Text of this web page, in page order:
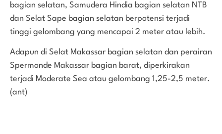
bagian selatan, Samudera Hindia bagian selatan NTB
dan Selat Sape bagian selatan berpotensi terjadi
tinggi gelombang yang mencapai 2 meter atau lebih.
Adapun di Selat Makassar bagian selatan dan perairan
Spermonde Makassar bagian barat, diperkirakan
terjadi Moderate Sea atau gelombang 1,25-2,5 meter.
(ant)